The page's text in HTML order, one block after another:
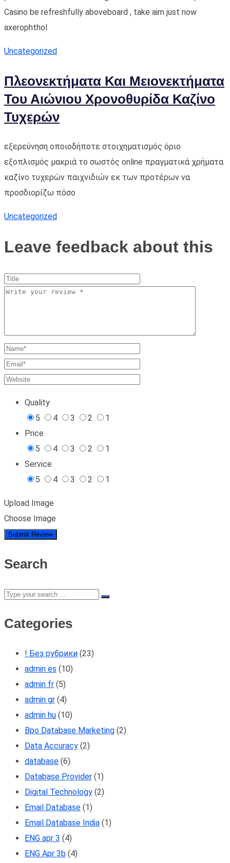
Casino be refreshfully aboveboard , take aim just now
axerophthol
Uncategorized
Πλεονεκτήματα Και Μειονεκτήματα
Του Αιώνιου Χρονοθυρίδα Καζίνο
Τυχερών
εξερεύνηση οποιοδήποτε στοιχηματισμός όριο
εξοπλισμός μακριά το σωστός online πραγματικά χρήματα
καζίνο τυχερών παιχνιδιών εκ των προτέρων να
προσδιορίζω πόσο
Uncategorized
Leave feedback about this
Quality
5
4 3 2
1
Price
5
4 3 2
1
Service
5
4 3 2 1
Upload Image
Choose Image
Search
Categories
! Без рубрики (23)
admin es (10)
admin fr (5)
admin gr (4)
admin hu (10)
Bpo Database Marketing (2)
Data Accuracy (2)
database (6)
Database Provider (1)
Digital Technology (2)
Email Database (1)
Email Database India (1)
ENG apr 3 (4)
ENG Apr 3b (4)